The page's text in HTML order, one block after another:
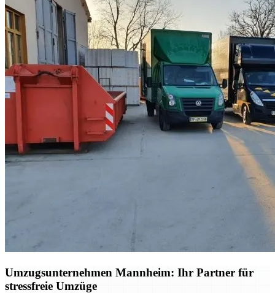
Umzugsunternehmen Mannheim: Ihr Partner für
stressfreie Umzüge